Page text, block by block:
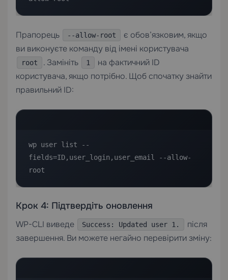
Прапорець --allow-root
є обов’язковим, якщо
ви виконуєте команду від імені користувача
root . Замініть 1
на фактичний ID
користувача, якщо потрібно. Щоб спочатку знайти
правильний ID:
wp user list --
fields=ID,user_login,user_email --allow-
root
Крок 4: Підтвердіть оновлення
WP-CLI виведе Success: Updated user 1.
після
завершення. Ви можете негайно перевірити зміну: